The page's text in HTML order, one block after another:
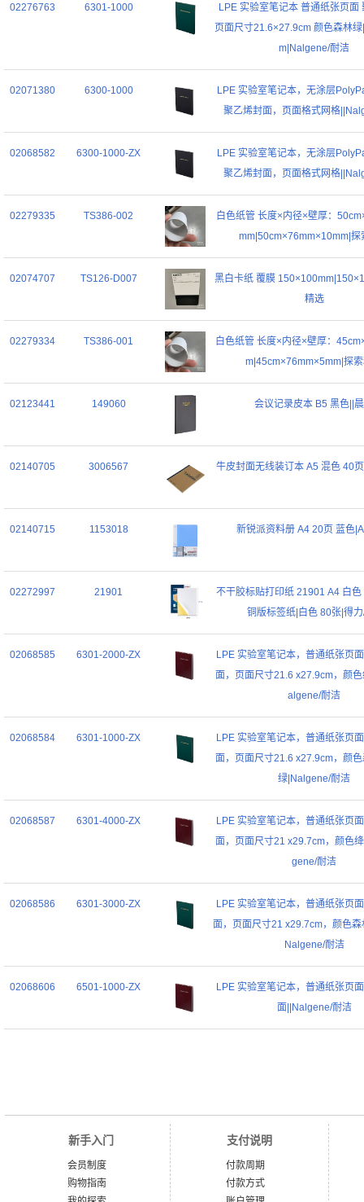
02276763 6301-1000
LPE 实验室笔记本 普通纸张页面
页面尺寸21.6×27.9cm 颜色森林
m|Nalgene/耐洁
02071380 6300-1000
LPE 实验室笔记本，无涂层
聚乙烯封面，页面格式网格
02068582 6300-1000-ZX
LPE 实验室笔记本，无涂层
聚乙烯封面，页面格式网格
02279335 TS386-002
白色纸管 长度×内径×壁厚：
mm|50cm×76mm×10mm|探
02074707 TS126-D007
黑白卡纸 覆膜
精选
02279334 TS386-001
白色纸管 长度×内径×壁厚：
m|45cm×76mm×5mm|探
02123441 149060 会议记录皮本 B5 黑色||
02140705 3006567 牛皮封面无线装订本 A5 混色 40
02140715 1153018 新锐派资料册 A4 20页 蓝色
02272997 21901
不干胶标贴打印纸 21901 A4 白色
铜版标签纸|白色 80张|得
02068585 6301-2000-ZX
LPE 实验室笔记本，普通纸张页
面，页面尺寸21.6 x27.9cm，颜
algene/耐洁
02068584 6301-1000-ZX
LPE 实验室笔记本，普通纸张页
面，页面尺寸21.6 x27.9cm，颜
绿|Nalgene/耐洁
02068587 6301-4000-ZX
LPE 实验室笔记本，普通纸张页
面，页面尺寸21 x29.7cm，颜色
gene/耐洁
02068586 6301-3000-ZX
LPE 实验室笔记本，普通纸张页
面，页面尺寸21 x29.7cm，颜色
Nalgene/耐洁
02068606 6501-1000-ZX
LPE 实验室笔记本，普通纸张页
面||Nalgene/耐洁
新手入门
会员制度
购物指南
支付说明
付款周期
付款方式